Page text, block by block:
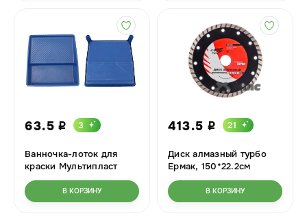
63.5 i 3
Ванночка-лоток для
краски Мультипласт
средний
В КОРЗИНУ
413.5 i 21
Диск алмазный турбо
Ермак, 150*22.2см
В КОРЗИНУ